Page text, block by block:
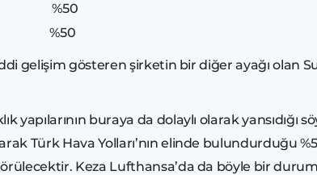
%50
gelişim gösteren şirketin bir diğer ayağı olan
yapılarının buraya da dolaylı olarak yansıdığı
Türk Hava Yolları’nın elinde bulundurduğu
Keza Lufthansa’da da böyle bir